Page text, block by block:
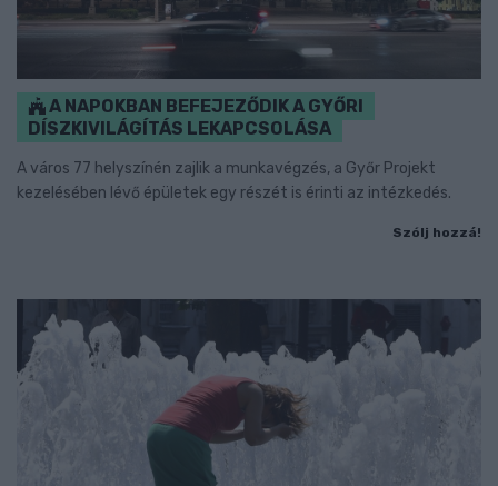
A NAPOKBAN BEFEJEZŐDIK A GYŐRI
DÍSZKIVILÁGÍTÁS LEKAPCSOLÁSA
A város 77 helyszínén zajlik a munkavégzés, a Győr Projekt
kezelésében lévő épületek egy részét is érinti az intézkedés.
Szólj hozzá!